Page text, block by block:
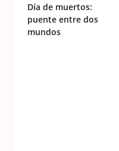
Día de muertos:
puente entre dos
mundos